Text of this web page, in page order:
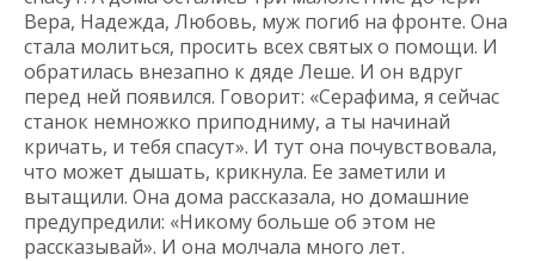
Вера, Надежда, Любовь, муж погиб на фронте. Она
стала молиться, просить всех святых о помощи. И
обратилась внезапно к дяде Леше. И он вдруг
перед ней появился. Говорит: «Серафима, я сейчас
станок немножко приподниму, а ты начинай
кричать, и тебя спасут». И тут она почувствовала,
что может дышать, крикнула. Ее заметили и
вытащили. Она дома рассказала, но домашние
предупредили: «Никому больше об этом не
рассказывай». И она молчала много лет.